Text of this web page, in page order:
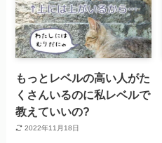
もっとレベルの高い人がた
くさんいるのに私レベルで
教えていいの?
2022年11月18日